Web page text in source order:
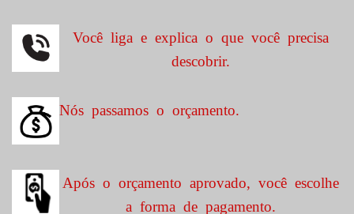
Você liga e explica o que você precisa
descobrir.
Nós passamos o orçamento.
Após o orçamento aprovado, você escolhe
a forma de pagamento.